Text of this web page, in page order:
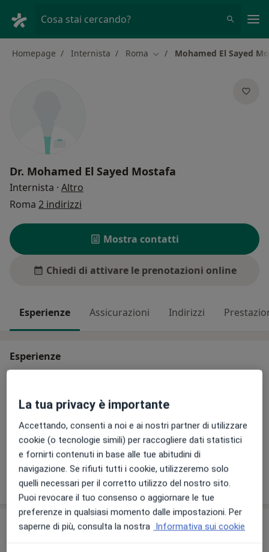
Cosa stai cercando?
Homepage Internista Roma Cambia città
Mohamed El Sayed
Dr. Mohamed El Sayed Mostafa
Internista · Altro
Roma 2 indirizzi
Mostra contatti
Chiedi di attivare le prenotazioni online
Esperienze Assicurazioni Indirizzi
Esperienze
trasferisce a Roma e consegue la laurea in Medicina e
Chirurgia presso l'Università "LA SAPIENZA" il 17
giugno 1983. Iscritto all'albo dei medici chilurghi della
provincia di Roma con il n. 34617 e a quello degli
odontoiatri con il n. 752, attualmente esercita la
professione di Medico di base nel suo studio di Via
Adriano Cecioni, 27 a Roma. Viene abilitato alla
professione nella sessione di febbraio 1983.
AltroSu di me
Convenzioni assicurative non attive
La tua privacy è importante
Accettando, consenti a noi e ai nostri partner di utilizzare
cookie (o tecnologie simili) per raccogliere dati statistici
e fornirti contenuti in base alle tue abitudini di
navigazione. Se rifiuti tutti i cookie, utilizzeremo solo
quelli necessari per il corretto utilizzo del nostro sito.
Puoi revocare il tuo consenso o aggiornare le tue
preferenze in qualsiasi momento dalle impostazioni. Per
saperne di più, consulta la nostra Informativa sui cookie